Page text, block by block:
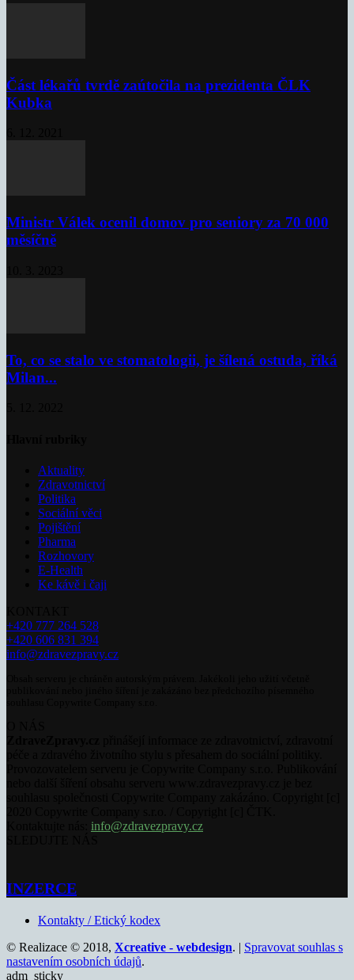
Část lékařů tvrdě zaútočila na prezidenta ČLK
Kubka
Ministr Válek ocenil domov pro seniory za 70 000
měsíčně
To, co se stalo ve stomatologii, je šílená ostuda, říká
Milan...
Aktuality
Zdravotnictví
Politika
Sociální věci
Pojištění
Pharma
Rozhovory
E-Health
Ke kávě i čaji
+420 777 264 528
+420 606 831 394
info@zdravezpravy.cz
info@zdravezpravy.cz
INZERCE
Kontakty / Etický kodex
© Realizace © 2018, Xcreative - webdesign. | Spravovat souhlas s
nastavením osobních údajů.
adm_sticky